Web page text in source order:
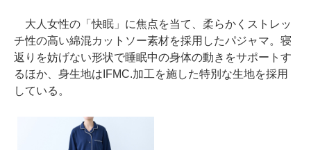
大人女性の「快眠」に焦点を当て、柔らかくストレッ
チ性の高い綿混カットソー素材を採用したパジャマ。寝
返りを妨げない形状で睡眠中の身体の動きをサポートす
るほか、身生地はIFMC.加工を施した特別な生地を採用
している。